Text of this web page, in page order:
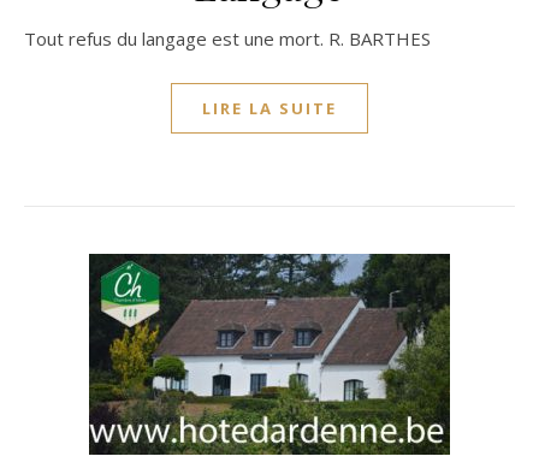
Tout refus du langage est une mort. R. BARTHES
LIRE LA SUITE